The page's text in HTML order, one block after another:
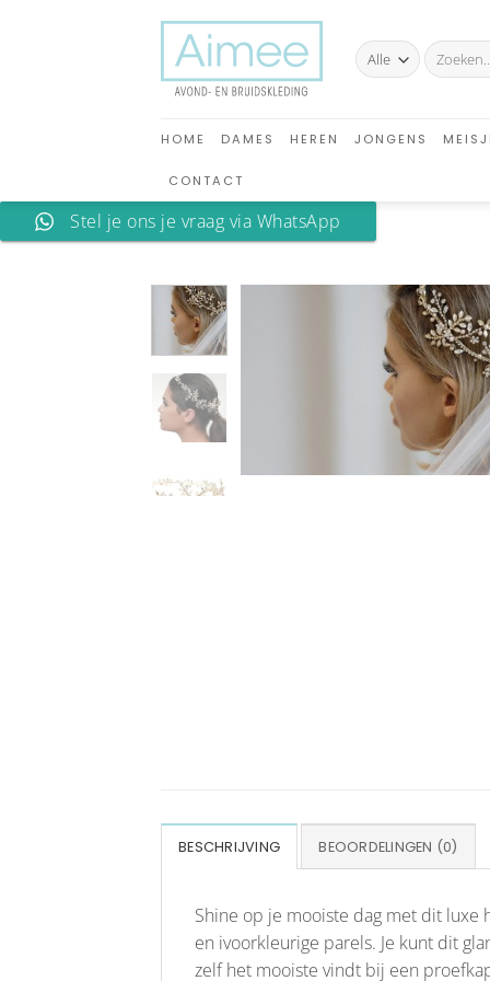
Zoeken
naar:
HOME DAMES HEREN JONGENS
CONTACT
Stel je ons je vraag via WhatsApp
BESCHRIJVING BEOORDELINGEN (0)
Shine op je mooiste dag met dit luxe
en ivoorkleurige parels. Je kunt dit
zelf het mooiste vindt bij een